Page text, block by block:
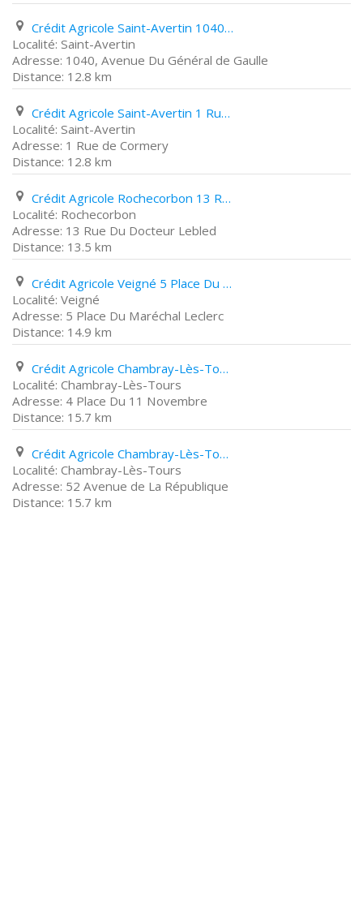
Crédit Agricole Saint-Avertin 1040, Avenue Du Général de Gaulle
Saint-Avertin
1040, Avenue Du Général de Gaulle
12.8 km
Crédit Agricole Saint-Avertin 1 Rue de Cormery
Saint-Avertin
1 Rue de Cormery
12.8 km
Crédit Agricole Rochecorbon 13 Rue Du Docteur Lebled
Rochecorbon
13 Rue Du Docteur Lebled
13.5 km
Crédit Agricole Veigné 5 Place Du Maréchal Leclerc
Veigné
5 Place Du Maréchal Leclerc
14.9 km
Crédit Agricole Chambray-Lès-Tours 4 Place Du 11 Novembre
Chambray-Lès-Tours
4 Place Du 11 Novembre
15.7 km
Crédit Agricole Chambray-Lès-Tours 52 Avenue de La République
Chambray-Lès-Tours
52 Avenue de La République
15.7 km